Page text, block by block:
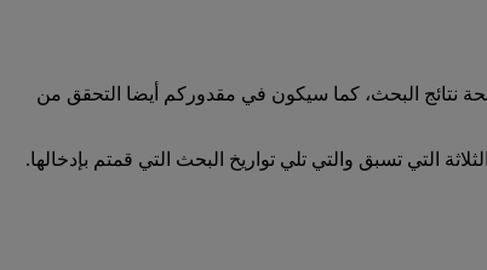
نتائج البحث، كما سيكون في مقدوركم أيضا التحقق من
التي تسبق والتي تلي تواريخ البحث التي قمتم بإدخالها.